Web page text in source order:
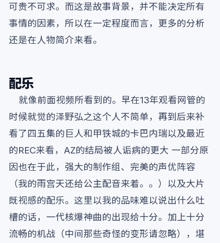
可贵不可求。而这是故事背景，并不能决定所有
事情的因素，所以在一定程度而言，更多的分析
还是在人物简介来看。
配乐
就像前面视频所看到的。早在13年观看网管的
时候就觉的泽野弘之这个人不简单，再到后来补
看了四五集的巨人和甲铁城的卡巴内瑞以及最近
的REC来看，AZ的结局被人诟病的更大 一部分原
因也在于此，强大的制作组、完美的声优阵容
（我的雨宫天还给公主配音来着。。）以及大片
既视感的配乐。这里以我的品味难以说出什么吐
槽的话，一代核爆神曲的出现给十分。加上十分
流畅的机战（中间那些奇怪的变形请忽略），堪